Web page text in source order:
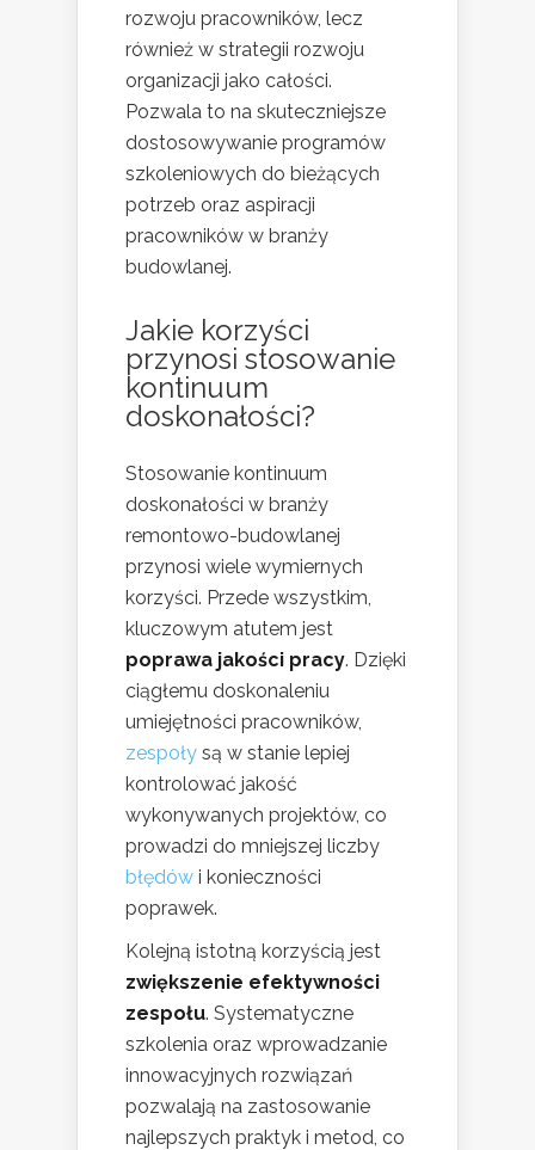
rozwoju pracowników, lecz
również w strategii rozwoju
organizacji jako całości.
Pozwala to na skuteczniejsze
dostosowywanie programów
szkoleniowych do bieżących
potrzeb oraz aspiracji
pracowników w branży
budowlanej.
Jakie korzyści
przynosi stosowanie
kontinuum
doskonałości?
Stosowanie kontinuum
doskonałości w branży
remontowo-budowlanej
przynosi wiele wymiernych
korzyści. Przede wszystkim,
kluczowym atutem jest
poprawa jakości pracy. Dzięki
ciągłemu doskonaleniu
umiejętności pracowników,
zespoły są w stanie lepiej
kontrolować jakość
wykonywanych projektów, co
prowadzi do mniejszej liczby
błędów i konieczności
poprawek.
Kolejną istotną korzyścią jest
zwiększenie efektywności
zespołu. Systematyczne
szkolenia oraz wprowadzanie
innowacyjnych rozwiązań
pozwalają na zastosowanie
najlepszych praktyk i metod, co